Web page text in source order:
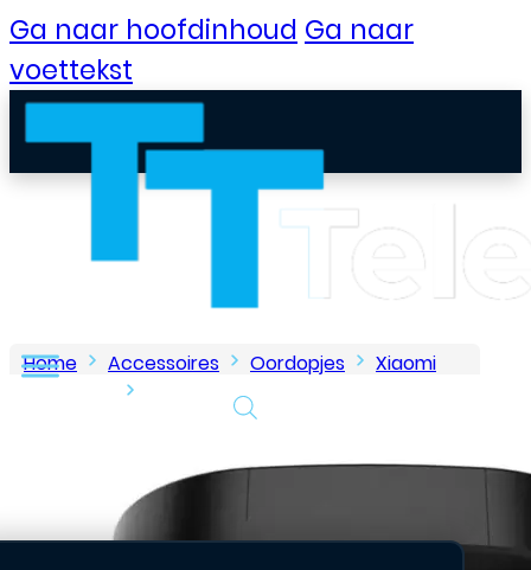
Ga naar hoofdinhoud Ga naar
voettekst
Klantenservice
Home Accessoires Oordopjes
Xiaomi
Xiaomi Redmi Airdots Pro – Zwart